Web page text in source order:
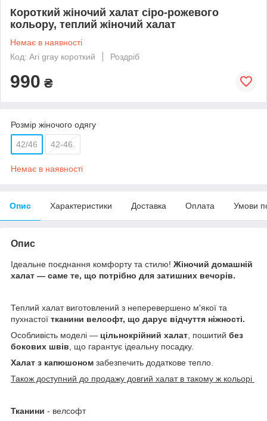
Короткий жіночий халат сіро-рожевого
кольору, теплий жіночий халат
Немає в наявності
Код: Ari gray короткий
Роздріб
990 ₴
Розмір жіночого одягу
42/46 42-46.
Немає в наявності
Опис Характеристики Доставка Оплата Умови
Опис
Ідеальне поєднання комфорту та стилю! Жіночий домашній
халат — саме те, що потрібно для затишних вечорів.
Теплий халат виготовлений з неперевершено м'якої та
пухнастої тканини велсофт, що дарує відчуття ніжності.
Особливість моделі — цільнокрійний халат , пошитий без
бокових швів , що гарантує ідеальну посадку.
Халат з капюшоном забезпечить додаткове тепло.
Також доступний до продажу довгий халат в такому ж кольорі
Тканини - велсофт